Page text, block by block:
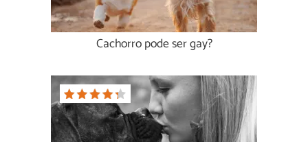
Cachorro pode ser gay?